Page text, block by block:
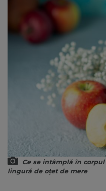
Ce se intâmplă în
lingură de oțet de mere